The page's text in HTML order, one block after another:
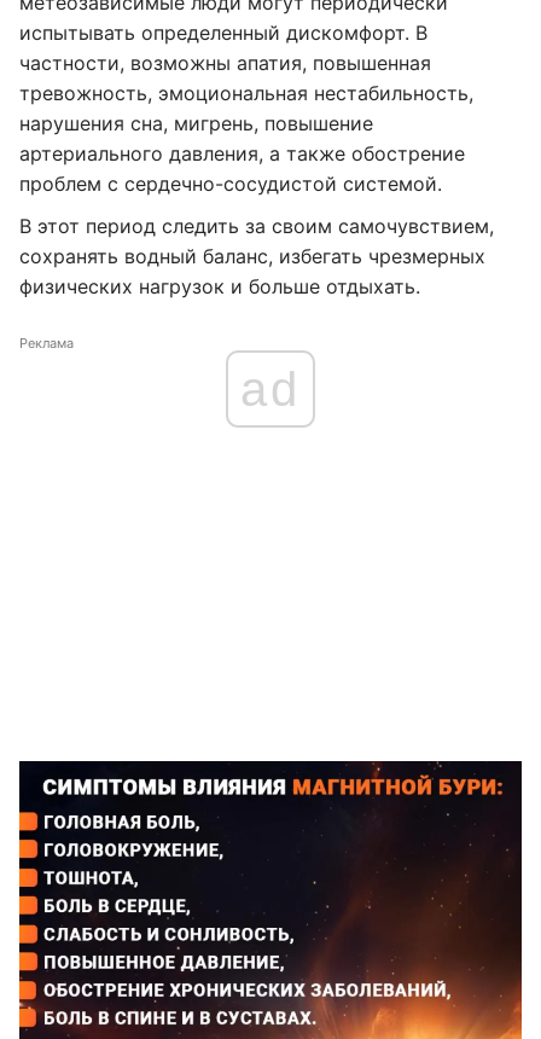
испытывать определенный дискомфорт. В
частности, возможны апатия, повышенная
тревожность, эмоциональная нестабильность,
нарушения сна, мигрень, повышение
артериального давления, а также обострение
проблем с сердечно-сосудистой системой.
В этот период следить за своим самочувствием,
сохранять водный баланс, избегать чрезмерных
физических нагрузок и больше отдыхать.
Реклама
ad